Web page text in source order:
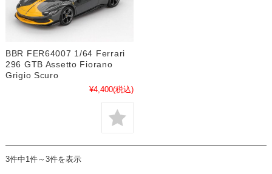
BBR FER64007 1/64 Ferrari
296 GTB Assetto Fiorano
Grigio Scuro
¥4,400(税込)
3件中1件～3件を表示